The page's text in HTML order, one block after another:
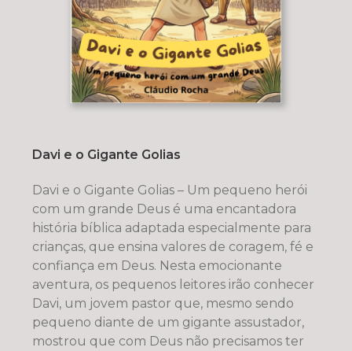
Davi e o Gigante Golias
Davi e o Gigante Golias – Um pequeno herói
com um grande Deus é uma encantadora
história bíblica adaptada especialmente para
crianças, que ensina valores de coragem, fé e
confiança em Deus. Nesta emocionante
aventura, os pequenos leitores irão conhecer
Davi, um jovem pastor que, mesmo sendo
pequeno diante de um gigante assustador,
mostrou que com Deus não precisamos ter